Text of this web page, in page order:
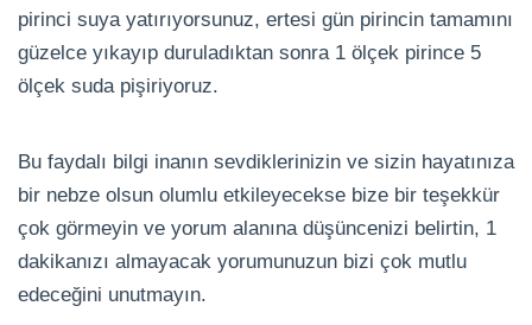
pirinci suya yatırıyorsunuz, ertesi gün pirincin tamamını
güzelce yıkayıp duruladıktan sonra 1 ölçek pirince 5
ölçek suda pişiriyoruz.
Bu faydalı bilgi inanın sevdiklerinizin ve sizin hayatınıza
bir nebze olsun olumlu etkileyecekse bize bir teşekkür
çok görmeyin ve yorum alanına düşüncenizi belirtin, 1
dakikanızı almayacak yorumunuzun bizi çok mutlu
edeceğini unutmayın.